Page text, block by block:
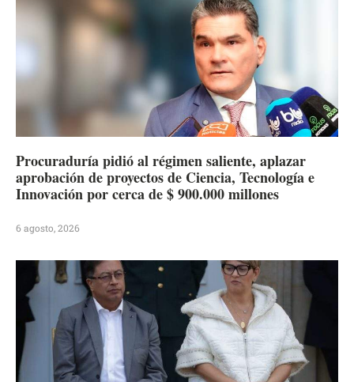
Procuraduría pidió al régimen saliente, aplazar
aprobación de proyectos de Ciencia, Tecnología e
Innovación por cerca de $ 900.000 millones
6 agosto, 2026